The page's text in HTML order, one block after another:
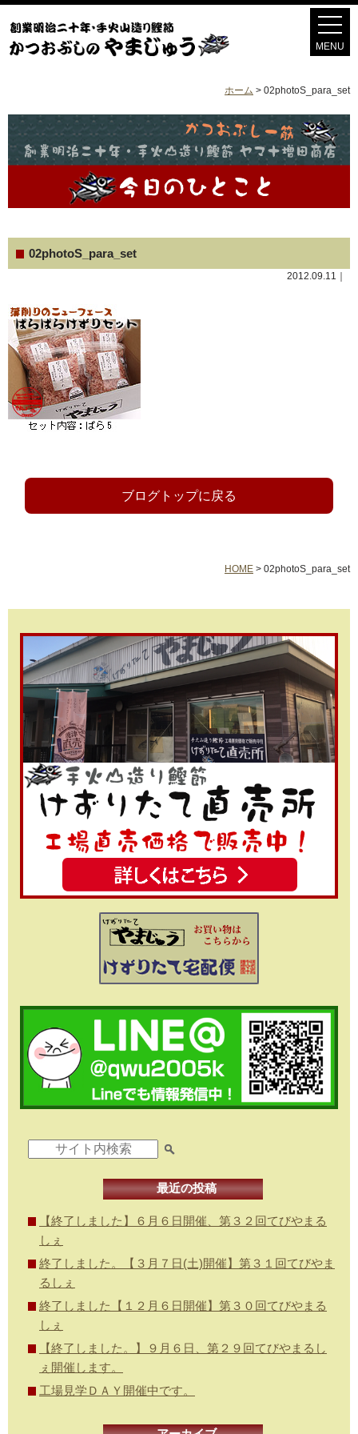
ホーム > 02photoS_para_set
02photoS_para_set
2012.09.11｜
ブログトップに戻る
HOME > 02photoS_para_set
最近の投稿
【終了しました】６月６日開催、第３２回てびやまる
しぇ
終了しました。【３月７日(土)開催】第３１回てびやま
るしぇ
終了しました【１２月６日開催】第３０回てびやまる
しぇ
【終了しました。】９月６日、第２９回てびやまるし
ぇ開催します。
工場見学ＤＡＹ開催中です。